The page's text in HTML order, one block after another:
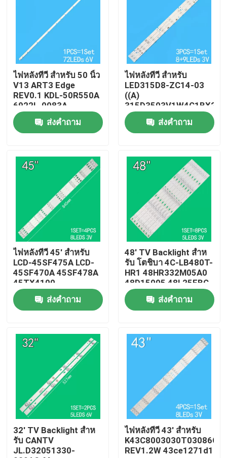
บ้าน
วิดีโอ
เกี่ยวกับเรา
ทัวร์โรงงาน
ขอใบเสนอราคา
ไฟหลังทีวี LED
ไฟหลังทีวี สําหรับ 50 นิ้ว
V13 ART3 Edge
REV0.1 KDL-50R550A
6922L-0083A
6916L1291A
ส่งคำถาม
ไฟหลังทีวี สําหรับ
LED315D8-ZC14-03
((A)
315D3503V1W4C1BX2-
55917M
30331509207
ส่งคำถาม
ไฟหลังทีวี 45' สําหรับ
LCD-45SF475A LCD-
45SF470A 45SF478A
45TX4100
3P45UM003 A0
3P45UM001 A9
ECHOM-0345UM002
ส่งคำถาม
48' TV Backlight สําห
รับ โตชิบา 4C-LB480T-
HR1 48HR332M05A0
48D15005 48L25EBC
48L26CMC 48L2600C
48L2500Cส่งคำถาม
32' TV Backlight สําห
รับ CANTV
JL.D32051330-
ไฟหลังทีวี 43' สําหรับ
K43C8003030T03086C9-
REV1.2W 43ce1271d1